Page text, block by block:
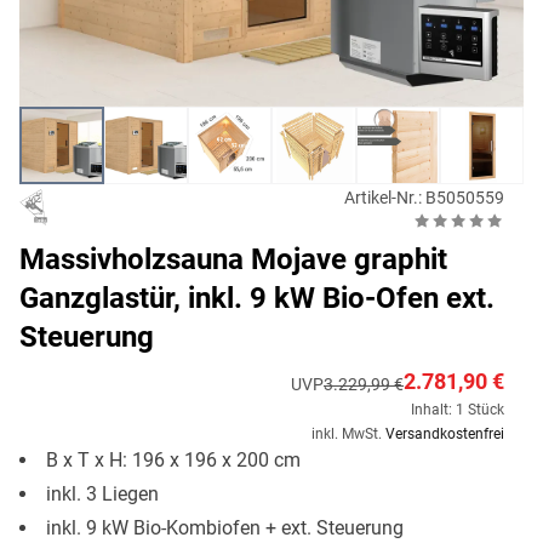
Artikel-Nr.: B5050559
Massivholzsauna Mojave graphit
Ganzglastür, inkl. 9 kW Bio-Ofen ext.
Steuerung
UVP3.229,99 €2.781,90 €
Inhalt: 1 Stück
inkl. MwSt. Versandkostenfrei
B x T x H: 196 x 196 x 200 cm
inkl. 3 Liegen
inkl. 9 kW Bio-Kombiofen + ext. Steuerung